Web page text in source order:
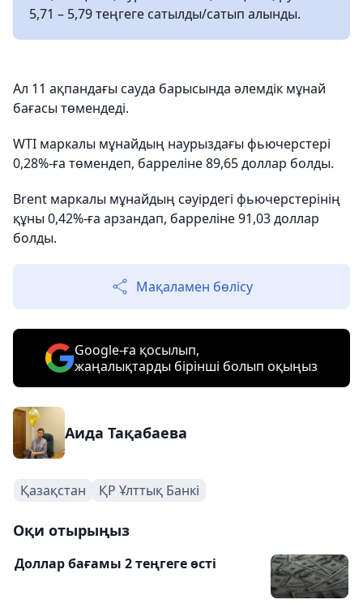
5,71 – 5,79 теңгеге сатылды/сатып алынды.
Ал 11 ақпандағы сауда барысында әлемдік мұнай
бағасы төмендеді.
WTI маркалы мұнайдың наурыздағы фьючерстері
0,28%-ға төмендеп, барреліне 89,65 доллар болды.
Brent маркалы мұнайдың сәуірдегі фьючерстерінің
құны 0,42%-ға арзандап, барреліне 91,03 доллар
болды.
Мақаламен бөлісу
Google-ға қосылып,
жаңалықтарды бірінші болып оқыңыз
Аида Тақабаева
Қазақстан ҚР Ұлттық Банкі
Оқи отырыңыз
Доллар бағамы 2 теңгеге өсті